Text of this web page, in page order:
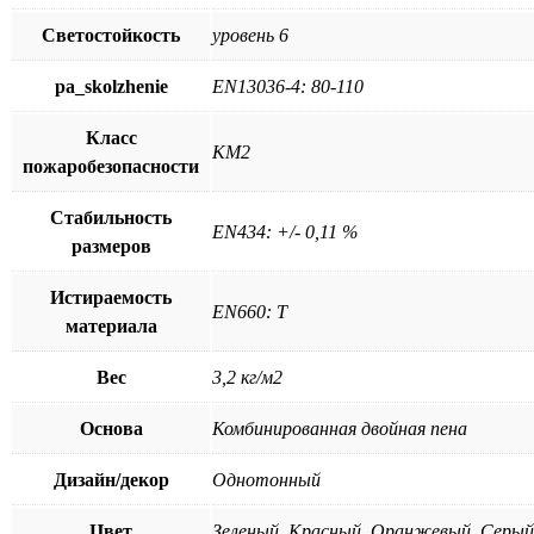
Светостойкость уровень 6
pa_skolzhenie EN13036-4: 80-110
Класс
пожаробезопасности
КМ2
Стабильность
размеров
EN434: +/- 0,11 %
Истираемость
материала
EN660: T
Вес 3,2 кг/м2
Основа Комбинированная двойная пена
Дизайн/декор Однотонный